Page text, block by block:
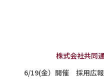
株式会社共同
6/19(金）開催 採用広